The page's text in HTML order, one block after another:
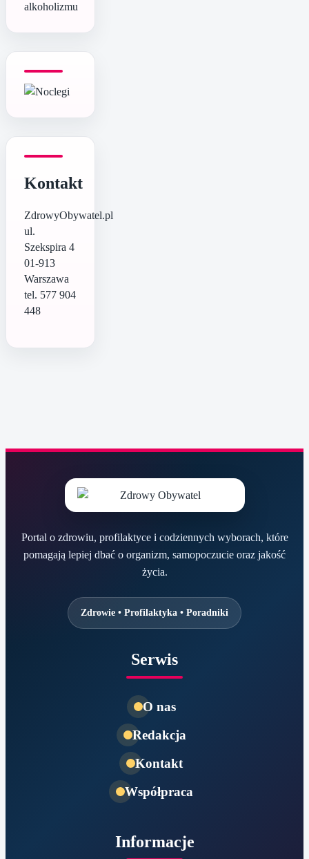
alkoholizmu
Kontakt
ZdrowyObywatel.pl
ul.
Szekspira 4
01-913
Warszawa
tel. 577 904
448
Portal o zdrowiu, profilaktyce i codziennych wyborach, które
pomagają lepiej dbać o organizm, samopoczucie oraz jakość
życia.
Zdrowie • Profilaktyka • Poradniki
Serwis
O nas
Redakcja
Kontakt
Współpraca
Informacje